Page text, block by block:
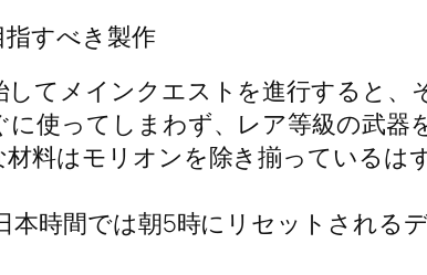
指すべき製作
てメインクエストを進行すると、
に使ってしまわず、レア等級の武器
材料はモリオンを除き揃っている
本時間では朝5時にリセットされる